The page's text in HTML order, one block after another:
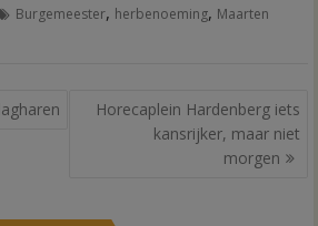
Burgemeester, herbenoeming, Maarten
Horecaplein Hardenberg iets
kansrijker, maar niet
morgen